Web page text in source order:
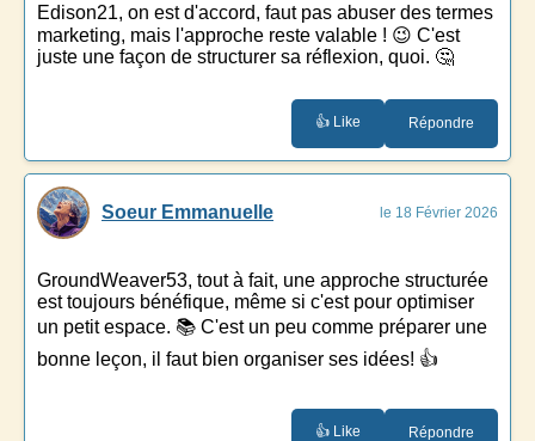
Edison21, on est d'accord, faut pas abuser des termes
marketing, mais l'approche reste valable ! 😉 C'est
juste une façon de structurer sa réflexion, quoi. 🤔
👍 Like Répondre
Soeur Emmanuelle le 18 Février 2026
GroundWeaver53, tout à fait, une approche structurée
est toujours bénéfique, même si c'est pour optimiser
un petit espace. 📚 C'est un peu comme préparer une
bonne leçon, il faut bien organiser ses idées! 👍
👍 Like Répondre